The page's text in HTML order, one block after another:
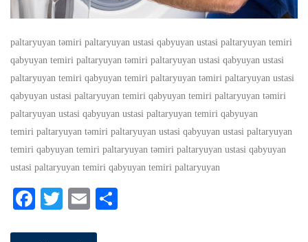
paltaryuyan təmiri paltaryuyan ustasi qabyuyan ustasi paltaryuyan temiri
qabyuyan temiri paltaryuyan təmiri paltaryuyan ustasi qabyuyan ustasi
paltaryuyan temiri qabyuyan temiri paltaryuyan təmiri paltaryuyan ustasi
qabyuyan ustasi paltaryuyan temiri qabyuyan temiri paltaryuyan təmiri
paltaryuyan ustasi qabyuyan ustasi paltaryuyan temiri qabyuyan
temiri paltaryuyan təmiri paltaryuyan ustasi qabyuyan ustasi paltaryuyan
temiri qabyuyan temiri paltaryuyan təmiri paltaryuyan ustasi qabyuyan
ustasi paltaryuyan temiri qabyuyan temiri paltaryuyan
Facebook
TwitterEmail